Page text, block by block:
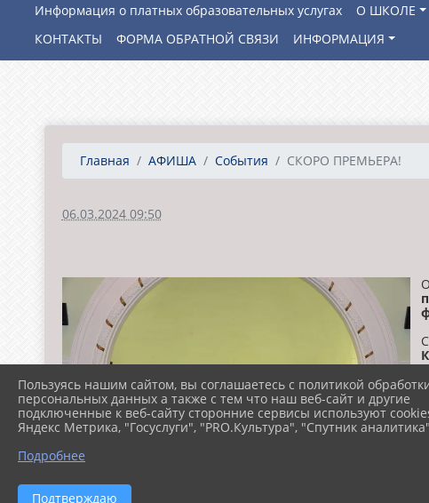
Информация о платных образовательных услугах
О ШКОЛЕ
КОНТАКТЫ
ФОРМА ОБРАТНОЙ СВЯЗИ ИНФОРМАЦИЯ
Главная АФИША События СКОРО ПРЕМЬЕРА!
06.03.2024 09:50
С
Пользуясь нашим сайтом, вы соглашаетесь с политикой
персональных данных а также с тем что наш веб-сайт и другие
подключенные к веб-сайту сторонние сервисы используют
Яндекс Метрика, "Госуслуги", "PRO.Культура", "Спутник
Подробнее
Подтверждаю